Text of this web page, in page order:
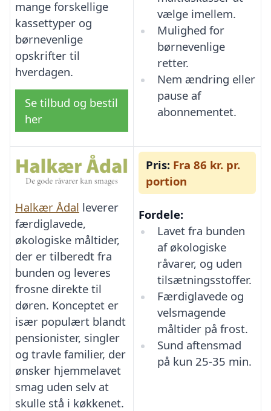
mange forskellige
kassettyper og
børnevenlige
opskrifter til
hverdagen.
Se tilbud og bestil
her
vælge imellem.
Mulighed for
børnevenlige
retter.
Nem ændring eller
pause af
abonnementet.
Halkær Ådal leverer
færdiglavede,
økologiske måltider,
der er tilberedt fra
bunden og leveres
frosne direkte til
døren. Konceptet er
især populært blandt
pensionister, singler
og travle familier, der
ønsker hjemmelavet
smag uden selv at
skulle stå i køkkenet.
Pris: Fra 86 kr. pr.
portion
Fordele:
Lavet fra bunden
af økologiske
råvarer, og uden
tilsætningsstoffer.
Færdiglavede og
velsmagende
måltider på frost.
Sund aftensmad
på kun 25-35 min.